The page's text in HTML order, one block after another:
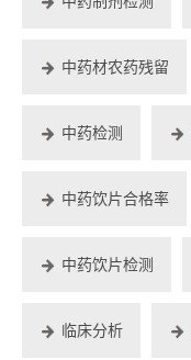
中药材农药残留
中药检测
中药饮片合格率
中药饮片检测
临床分析